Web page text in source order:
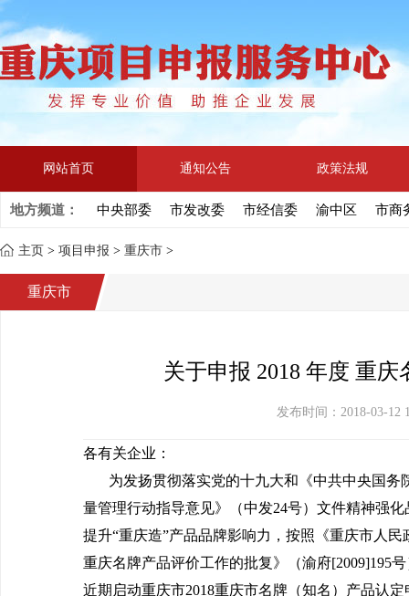
网站首页 通知公告 政策法规
地方频道： 中央部委 市发改委 市经信委 渝中区 市商
主页 > 项目申报 > 重庆市 >
重庆市
关于申报 2018 年度 重
发布时间：2018-03-12
各有关企业：
为发扬贯彻落实党的十九大和《中共中央国务
量管理行动指导意见》（中发24号）文件精神强
提升“重庆造”产品品牌影响力，按照《重庆市人民
重庆名牌产品评价工作的批复》（渝府[2009]195
近期启动重庆市2018重庆市名牌（知名）产品认定